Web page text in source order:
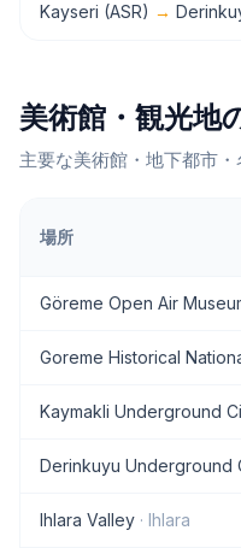
Kayseri (ASR) →
美術館・観光地
主要な美術館・地下都市・
場所
Göreme Open Air
Goreme Historical
Kaymakli Underground
Derinkuyu Underground
Ihlara Valley · Ihlara